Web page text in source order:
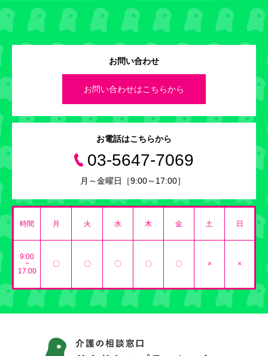
お問い合わせ
お問い合わせはこちらから
お電話はこちらから
03-5647-7069
月～金曜日［9:00～17:00］
時間 月 火 水 木 金 土 日
9:00
~
17:00
〇 〇 〇 〇 〇 × ×